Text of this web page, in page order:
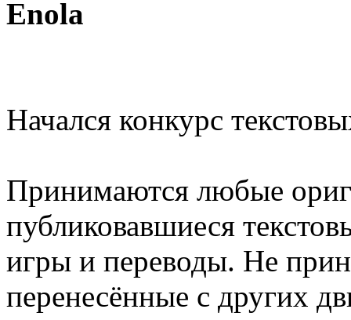
Enola
Начался конкурс
Принимаются любые
публиковавшиеся
игры и переводы. Не
перенесённые с других